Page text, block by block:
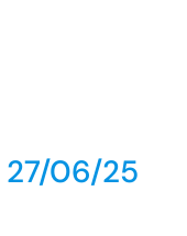
27/06/25